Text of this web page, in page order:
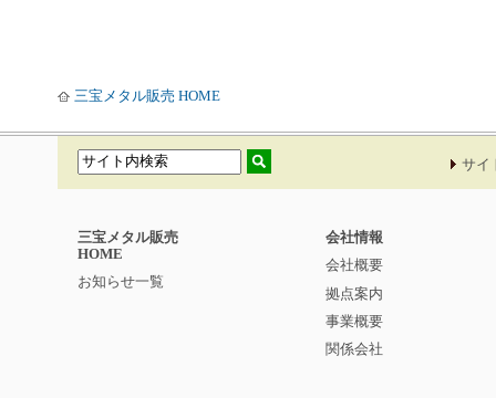
三宝メタル販売 HOME
サイ
三宝メタル販売
HOME
お知らせ一覧
会社情報
会社概要
拠点案内
事業概要
関係会社